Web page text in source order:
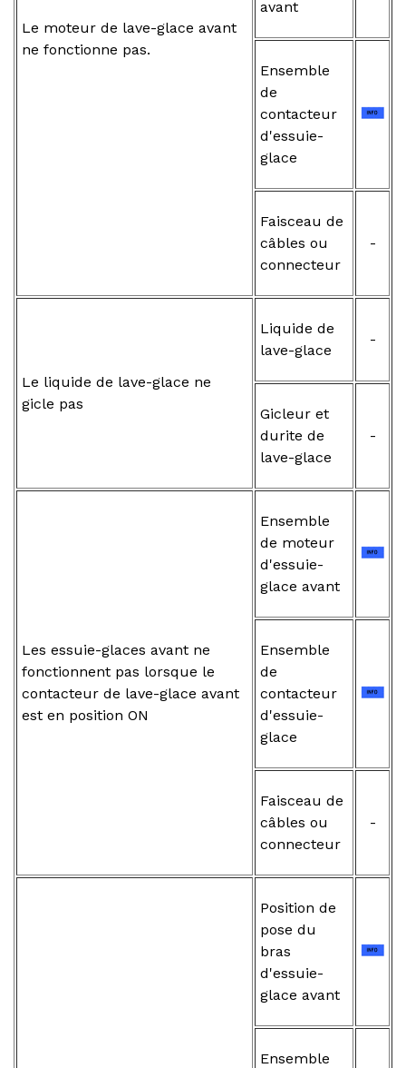
Le moteur de lave-glace avant
ne fonctionne pas.
avant
Ensemble
de
contacteur
d'essuie-
glace
Faisceau de
câbles ou
connecteur
-
Le liquide de lave-glace ne
gicle pas
Liquide de
lave-glace
-
Gicleur et
durite de
lave-glace
-
Les essuie-glaces avant ne
fonctionnent pas lorsque le
contacteur de lave-glace avant
est en position ON
Ensemble
de moteur
d'essuie-
glace avant
Ensemble
de
contacteur
d'essuie-
glace
Faisceau de
câbles ou
connecteur
-
Position de
pose du
bras
d'essuie-
glace avant
Ensemble